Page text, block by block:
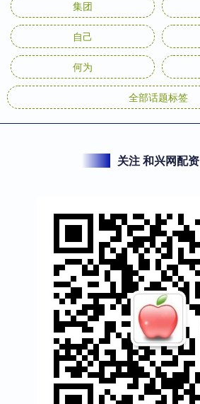
集团
自己
何为
全部话题标签
关注 和兴网配资